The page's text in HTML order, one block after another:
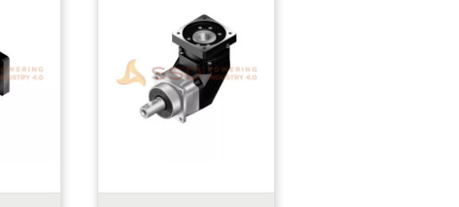
Helical World Wide.
Operasi Presisi Tinggi,
Torsi Tinggi, dan Diam
disediakan oleh Helical
Gearing .....